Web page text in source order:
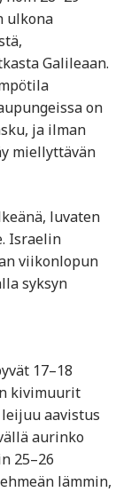
ulkona
Galileaan.
on
ja ilman
miellyttävän
luvaten
Israelin
viikonlopun
syksyn
17–18
kivimuurit
aavistus
aurinko
25–26
lämmin,